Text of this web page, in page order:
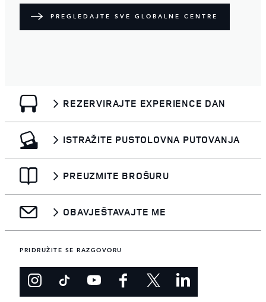
PREGLEDAJTE SVE GLOBALNE CENTRE
REZERVIRAJTE EXPERIENCE DAN
ISTRAŽITE PUSTOLOVNA PUTOVANJA
PREUZMITE BROŠURU
OBAVJEŠTAVAJTE ME
PRIDRUŽITE SE RAZGOVORU